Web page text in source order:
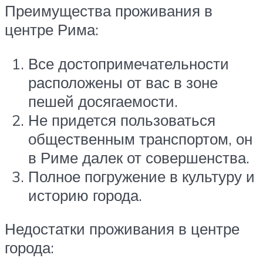
Преимущества проживания в
центре Рима:
Все достопримечательности
расположены от вас в зоне
пешей досягаемости.
Не придется пользоваться
общественным транспортом, он
в Риме далек от совершенства.
Полное погружение в культуру и
историю города.
Недостатки проживания в центре
города: